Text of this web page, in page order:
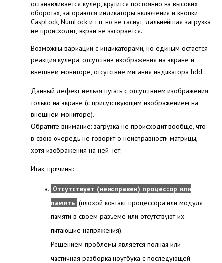
останавливается кулер, крутится постоянно на высоких
оборотах, загораются индикаторы включения и кнопки
CaspLock, NumLock и т.п. но не гаснут, дальнейшая загрузка
не происходит, экран не загорается.
Возможны вариации с индикаторами, но единым остается
реакция кулера, отсутствие изображения на экране и
внешнем мониторе, отсутствие мигания индикатора hdd.
Данный дефект нельзя путать с отсутствием изображения
только на экране (с присутствующим изображением на
внешнем мониторе).
Обратите внимание: загрузка не происходит вообще, что
в свою очередь не говорит о неисправности матрицы,
хотя изображения на ней нет.
Итак, причины:
Отсутствует (неисправен) процессор или
память (плохой контакт процессора или модуля
памяти в своём разъёме или отсутствуют их
питающие напряжения).
Решением проблемы является полная или
частичная разборка ноутбука с последующей